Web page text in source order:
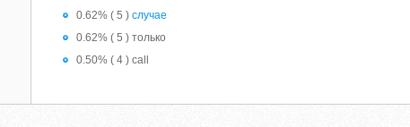
0.62% ( 5 )случае
0.62% ( 5 ) только
0.50% ( 4 ) call